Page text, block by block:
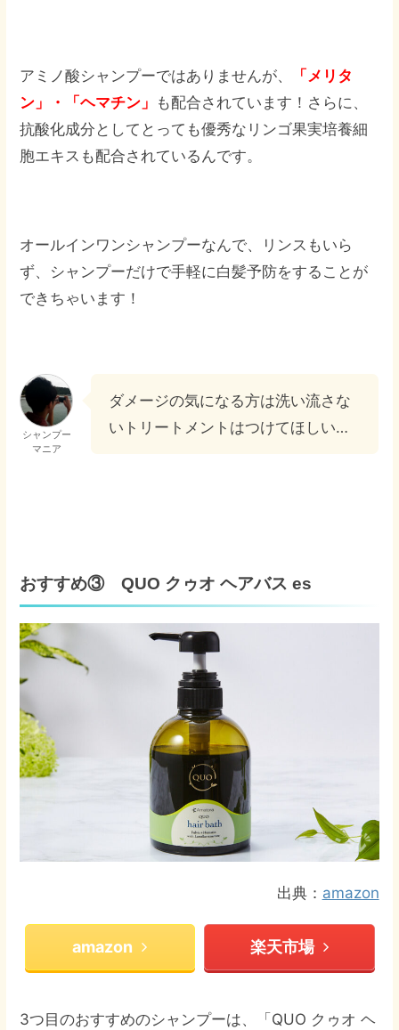
アミノ酸シャンプーではありませんが、
「メリタ
ン」・「ヘマチン」 も配合されています！さらに、
抗酸化成分としてとっても優秀なリンゴ果実培養細
胞エキスも配合されているんです。
オールインワンシャンプーなんで、リンスもいら
ず、シャンプーだけで手軽に白髪予防をすることが
できちゃいます！
シャンプー
マニア
ダメージの気になる方は洗い流さな
いトリートメントはつけてほしい…
おすすめ③ QUO クゥオ ヘアバス es
出典： amazon
amazon 楽天市場
3つ目のおすすめのシャンプーは、「QUO クゥオ ヘ